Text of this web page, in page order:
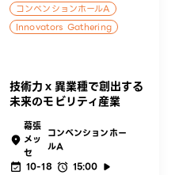
コンベンションホールA
Innovators Gathering
技術力ｘ異業種で創出する
未来のモビリティ産業
幕張
メッ
セ
コンベンションホー
ルA
10-18
15:00